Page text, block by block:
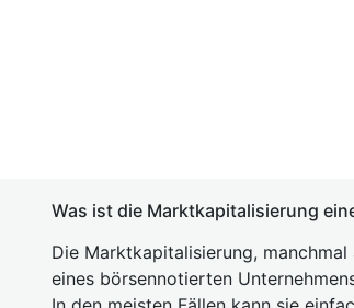
Was ist die Marktkapitalisierung
Die Marktkapitalisierung,
eines börsennotierten